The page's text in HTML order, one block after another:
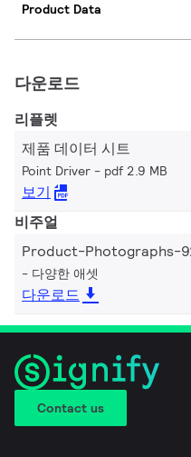
Product Data
다운로드
리플렛
제품 데이터 시트
Point Driver pdf 2.9 MB
보기
비주얼
Product-Photographs-
다양한 애셋
다운로드
Contact us